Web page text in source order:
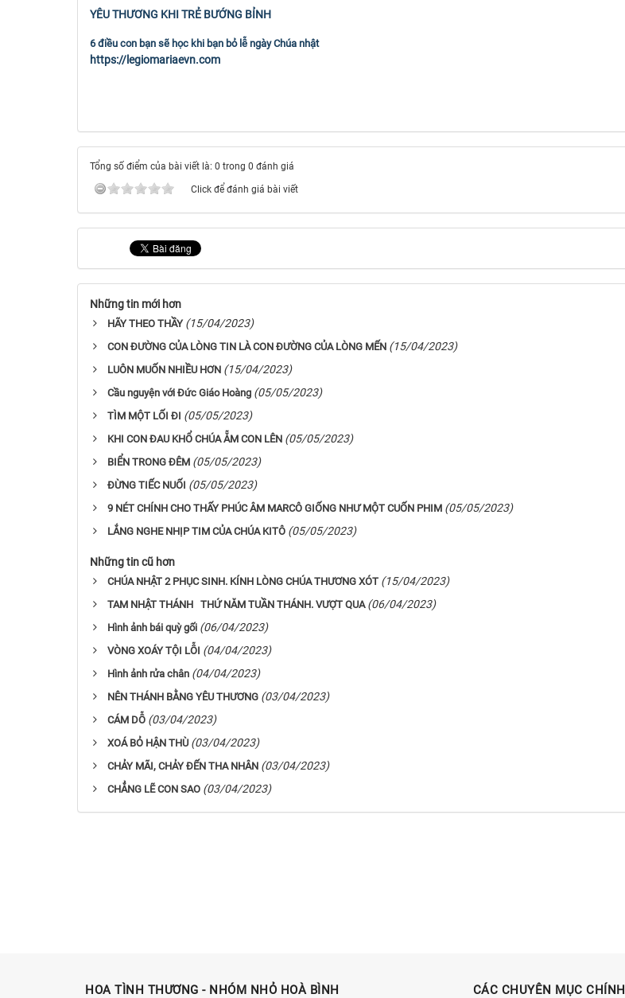
YÊU THƯƠNG KHI TRẺ BƯỚNG BỈNH
6 điều con bạn sẽ học khi bạn bỏ lễ ngày Chúa nhật
https://legiomariaevn.com
Tổng số điểm của bài viết là: 0 trong 0 đánh giá
Click để đánh giá bài viết
Những tin mới hơn
HÃY THEO THẦY (15/04/2023)
CON ĐƯỜNG CỦA LÒNG TIN LÀ CON ĐƯỜNG CỦA LÒNG MẾN (15/04/2023)
LUÔN MUỐN NHIỀU HƠN (15/04/2023)
Cầu nguyện với Đức Giáo Hoàng (05/05/2023)
TÌM MỘT LỐI ĐI (05/05/2023)
KHI CON ĐAU KHỔ CHÚA ẴM CON LÊN (05/05/2023)
BIỂN TRONG ĐÊM (05/05/2023)
ĐỪNG TIẾC NUỐI (05/05/2023)
9 NÉT CHÍNH CHO THẤY PHÚC ÂM MARCÔ GIỐNG NHƯ MỘT CUỐN PHIM (05/05/2023)
LẮNG NGHE NHỊP TIM CỦA CHÚA KITÔ (05/05/2023)
Những tin cũ hơn
CHÚA NHẬT 2 PHỤC SINH. KÍNH LÒNG CHÚA THƯƠNG XÓT (15/04/2023)
TAM NHẬT THÁNH THỨ NĂM TUẦN THÁNH. VƯỢT QUA (06/04/2023)
Hình ảnh bái quỳ gối (06/04/2023)
VÒNG XOÁY TỘI LỖI (04/04/2023)
Hình ảnh rửa chân (04/04/2023)
NÊN THÁNH BẰNG YÊU THƯƠNG (03/04/2023)
CÁM DỖ (03/04/2023)
XOÁ BỎ HẬN THÙ (03/04/2023)
CHẢY MÃI, CHẢY ĐẾN THA NHÂN (03/04/2023)
CHẲNG LẼ CON SAO (03/04/2023)
HOA TÌNH THƯƠNG - NHÓM NHỎ HOÀ BÌNH CÁC CHUYÊN MỤC CHÍNH